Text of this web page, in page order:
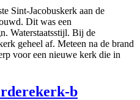
Sint-Jacobuskerk aan de
Dit was een
Waterstaatsstijl. Bij de
geheel af. Meteen na de brand
voor een nieuwe kerk die in
b